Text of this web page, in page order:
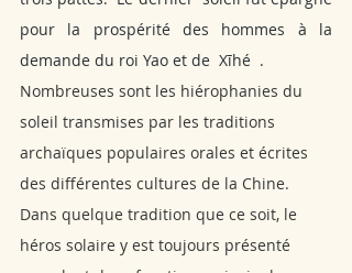
pour la prospérité des hommes à la
demande du roi Yao et de  Xīhé  .
Nombreuses sont les hiérophanies du
soleil transmises par les traditions
archaïques populaires orales et écrites
des différentes cultures de la Chine.
Dans quelque tradition que ce soit, le
héros solaire y est toujours présenté